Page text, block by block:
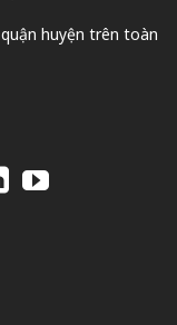
huyện trên toàn